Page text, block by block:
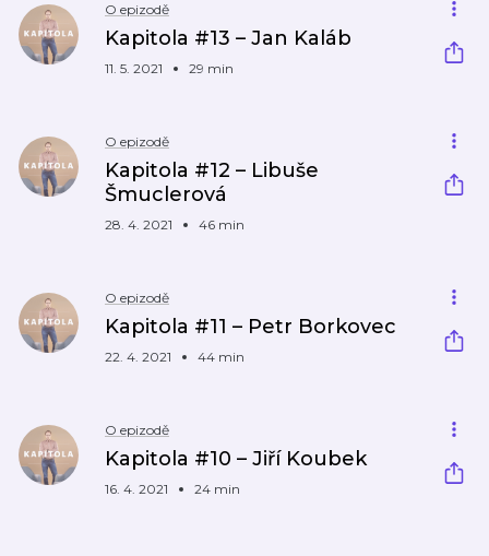
O epizodě
Kapitola #13 – Jan Kaláb
11. 5. 2021 29 min
O epizodě
Kapitola #12 – Libuše
Šmuclerová
28. 4. 2021 46 min
O epizodě
Kapitola #11 – Petr Borkovec
22. 4. 2021 44 min
O epizodě
Kapitola #10 – Jiří Koubek
16. 4. 2021 24 min